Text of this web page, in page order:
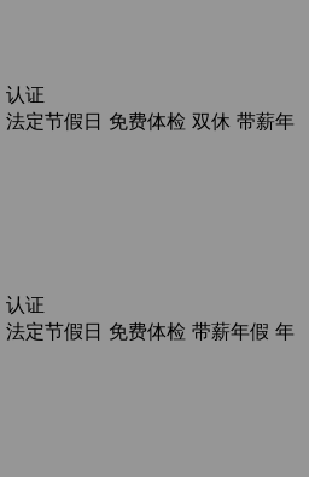
认证
法定节假日 免费体检 双休 带薪年
认证
法定节假日 免费体检 带薪年假 年